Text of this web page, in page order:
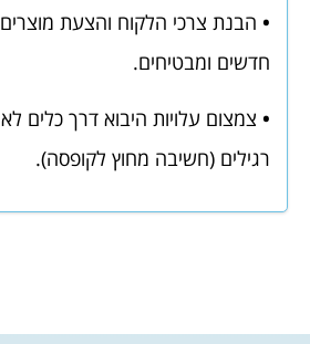
• הבנת צרכי הלקוח והצעת מוצרים
חדשים ומבטיחים.
• צמצום עלויות היבוא דרך כלים לא
רגילים (חשיבה מחוץ לקופסה).